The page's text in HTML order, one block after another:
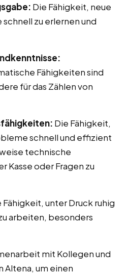
Die Fähigkeit, neue
zu erlernen und
Fähigkeiten sind
für das Zählen von
Die Fähigkeit,
schnell und effizient
technische
Kasse oder Fragen zu
Fähigkeit, unter Druck ruhig
arbeiten, besonders
mit Kollegen und
Altena, um einen